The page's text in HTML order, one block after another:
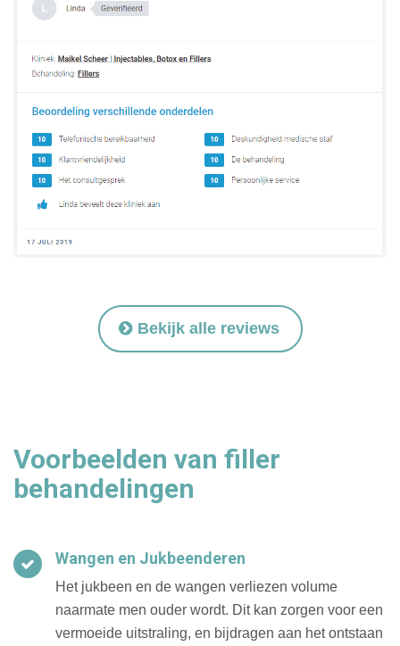
Bekijk alle reviews
Voorbeelden van filler
behandelingen
Wangen en Jukbeenderen
Het jukbeen en de wangen verliezen volume
naarmate men ouder wordt. Dit kan zorgen voor een
vermoeide uitstraling, en bijdragen aan het ontstaan